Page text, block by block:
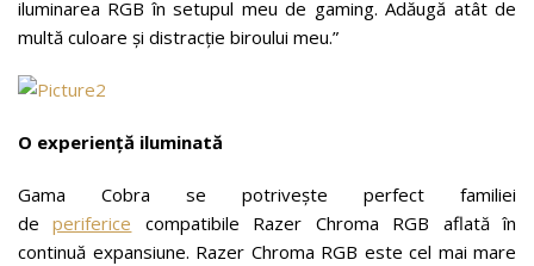
iluminarea RGB în setupul meu de gaming. Adăugă atât de
multă culoare și distracție biroului meu.”
O experiență iluminată
Gama Cobra se potrivește perfect familiei
deperiferice compatibile Razer Chroma RGB aflată în
continuă expansiune. Razer Chroma RGB este cel mai mare